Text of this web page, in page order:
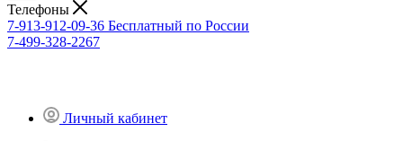
Телефоны
7-913-912-09-36 Бесплатный по России
7-499-328-2267
Личный кабинет